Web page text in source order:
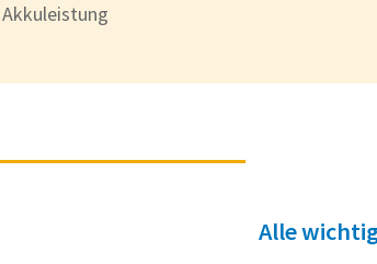
Akkuleistung
Alle